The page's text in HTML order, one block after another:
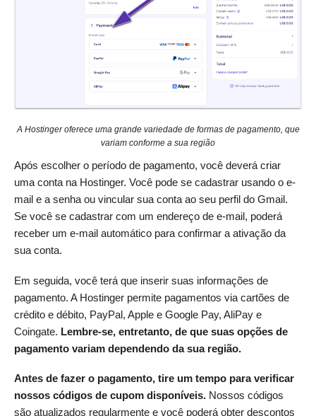
A Hostinger oferece uma grande variedade de formas de pagamento, que
variam conforme a sua região
Após escolher o período de pagamento, você deverá criar
uma conta na Hostinger. Você pode se cadastrar usando o e-
mail e a senha ou vincular sua conta ao seu perfil do Gmail.
Se você se cadastrar com um endereço de e-mail, poderá
receber um e-mail automático para confirmar a ativação da
sua conta.
Em seguida, você terá que inserir suas informações de
pagamento. A Hostinger permite pagamentos via cartões de
crédito e débito, PayPal, Apple e Google Pay, AliPay e
Coingate. Lembre-se, entretanto, de que suas opções de
pagamento variam dependendo da sua região.
Antes de fazer o pagamento, tire um tempo para verificar
nossos códigos de cupom disponíveis. Nossos códigos
são atualizados regularmente e você poderá obter descontos